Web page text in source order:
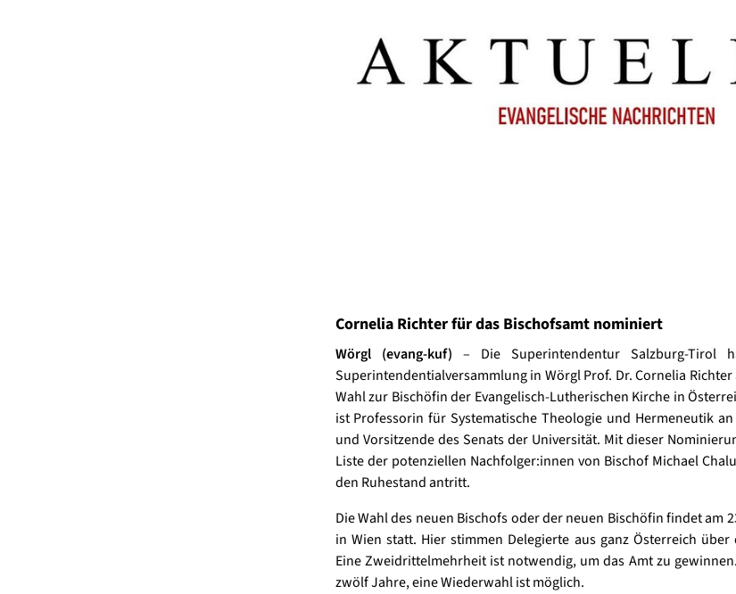
Cornelia Richter für das Bischofsamt nominiert
Wörgl (evang-kuf) – Die Superintendentur Salzburg-Tirol
Superintendentialversammlung in Wörgl Prof. Dr. Cornelia
Wahl zur Bischöfin der Evangelisch-Lutherischen Kirche in
ist Professorin für Systematische Theologie und Hermeneutik
und Vorsitzende des Senats der Universität. Mit dieser
Liste der potenziellen Nachfolger:innen von Bischof Michael
den Ruhestand antritt.
Die Wahl des neuen Bischofs oder der neuen Bischöfin findet am
in Wien statt. Hier stimmen Delegierte aus ganz Österreich
Eine Zweidrittelmehrheit ist notwendig, um das Amt zu
zwölf Jahre, eine Wiederwahl ist möglich.